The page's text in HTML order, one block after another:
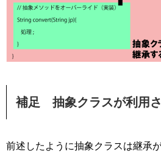
補足 抽象クラスが利用
前述したように抽象クラスは継承